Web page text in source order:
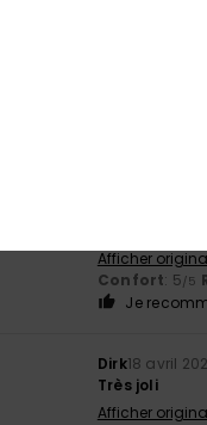
Afficher
Confort: 5 /5
Je
Dirk18 avril
Très joli
Afficher